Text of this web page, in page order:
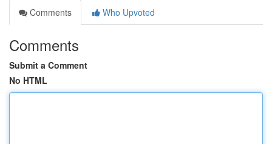
Comments
Who Upvoted
Comments
Submit a Comment
No HTML